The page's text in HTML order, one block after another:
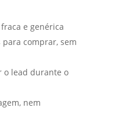
e genérica
comprar, sem
o lead durante o
nem